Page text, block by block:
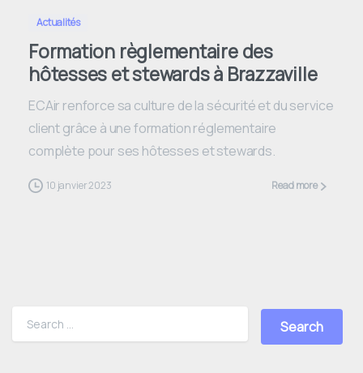
Actualités
Formation règlementaire des
hôtesses et stewards à Brazzaville
ECAir renforce sa culture de la sécurité et du service
client grâce à une formation réglementaire
complète pour ses hôtesses et stewards.
10 janvier 2023 Read more
Search for: